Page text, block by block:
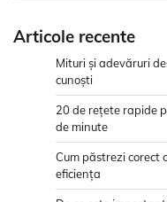
Articole recente
Mituri și adevăruri
cunoști
20 de rețete rapide
de minute
Cum păstrezi corect
eficiența